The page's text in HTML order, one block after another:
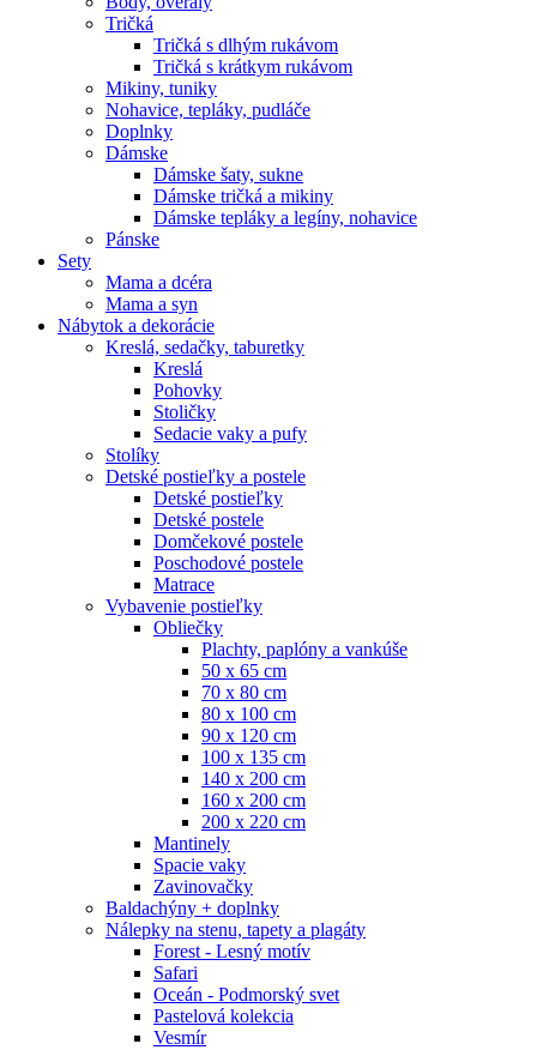
Tričká
Tričká s dlhým rukávom
Tričká s krátkym rukávom
Mikiny, tuniky
Nohavice, tepláky, pudláče
Doplnky
Dámske
Dámske šaty, sukne
Dámske tričká a mikiny
Dámske tepláky a legíny, nohavice
Pánske
Sety
Mama a dcéra
Mama a syn
Nábytok a dekorácie
Kreslá, sedačky, taburetky
Kreslá
Pohovky
Stoličky
Sedacie vaky a pufy
Stolíky
Detské postieľky a postele
Detské postieľky
Detské postele
Domčekové postele
Poschodové postele
Matrace
Vybavenie postieľky
Obliečky
Plachty, paplóny a vankúše
50 x 65 cm
70 x 80 cm
80 x 100 cm
90 x 120 cm
100 x 135 cm
140 x 200 cm
160 x 200 cm
200 x 220 cm
Mantinely
Spacie vaky
Zavinovačky
Baldachýny + doplnky
Nálepky na stenu, tapety a plagáty
Forest - Lesný motív
Safari
Oceán - Podmorský svet
Pastelová kolekcia
Vesmír